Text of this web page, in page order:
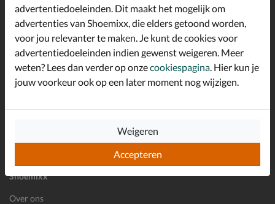
Shoemixx
Over ons
Altijd op de hoogte zijn?
Schrijf je in voor de Shoemixx nieuwsbrief en ontvang €10,-
welkomstkorting!*
E-mailadres
advertentiedoeleinden. Dit maakt het mogelijk om
advertenties van Shoemixx, die elders getoond worden,
voor jou relevanter te maken. Je kunt de cookies voor
advertentiedoeleinden indien gewenst weigeren. Meer
weten? Lees dan verder op onzecookiespagina . Hier kun je
jouw voorkeur ook op een later moment nog wijzigen.
Accepteren
Weigeren